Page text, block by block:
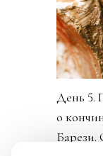
День 5.
о
Барези.